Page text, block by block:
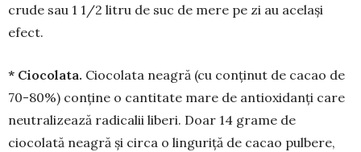
crude sau 1 1/2 litru de suc de mere pe zi au același
efect.
* Ciocolata. Ciocolata neagră (cu conținut de ca­cao de
70-80%) con­ține o cantitate mare de antioxidanți care
neutralizează radica­lii liberi. Doar 14 grame de
ciocolată nea­gră și circa o lin­guriță de cacao pulbere,